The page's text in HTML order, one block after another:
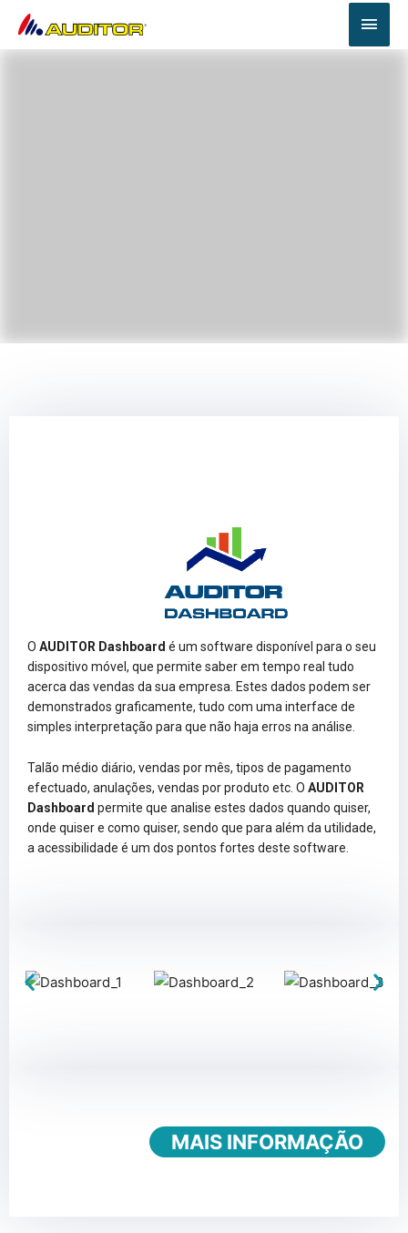
O AUDITOR Dashboard é um software disponível para o seu
dispositivo móvel, que permite saber em tempo real tudo
acerca das vendas da sua empresa. Estes dados podem ser
demonstrados graficamente, tudo com uma interface de
simples interpretação para que não haja erros na análise.
Talão médio diário, vendas por mês, tipos de pagamento
efectuado, anulações, vendas por produto etc. O AUDITOR
Dashboard permite que analise estes dados quando quiser,
onde quiser e como quiser, sendo que para além da utilidade,
a acessibilidade é um dos pontos fortes deste software.
MAIS INFORMAÇÃO